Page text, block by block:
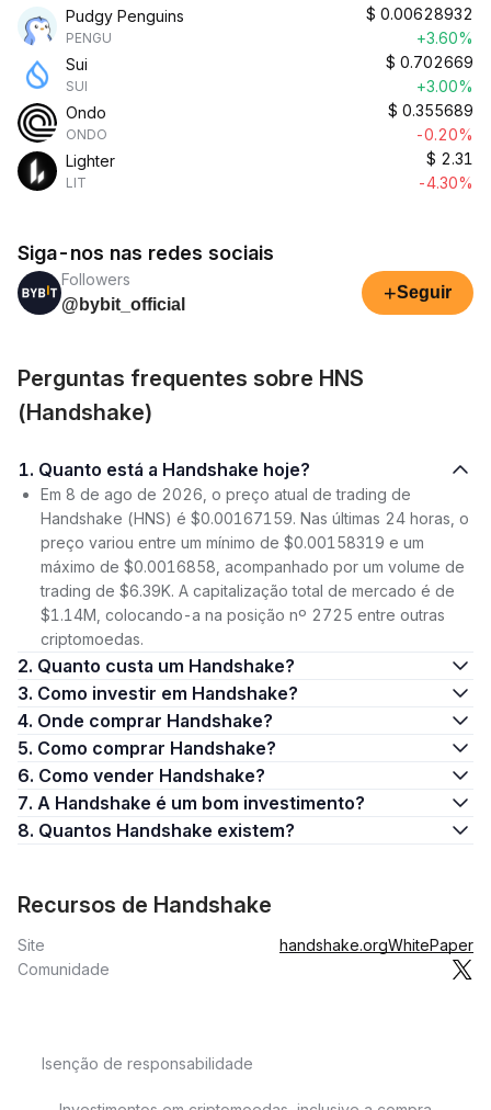
Pudgy Penguins
PENGU
$ 0.00628932
+3.60%
Sui
SUI
$ 0.702669
+3.00%
Ondo
ONDO
$ 0.355689
-0.20%
Lighter
LIT
$ 2.31
-4.30%
Siga-nos nas redes sociais
Followers
@bybit_official
+Seguir
Perguntas frequentes sobre HNS
(Handshake)
1. Quanto está a Handshake hoje?
Em 8 de ago de 2026, o preço atual de trading de
Handshake (HNS) é $0.00167159. Nas últimas 24 horas, o
preço variou entre um mínimo de $0.00158319 e um
máximo de $0.0016858, acompanhado por um volume de
trading de $6.39K. A capitalização total de mercado é de
$1.14M, colocando-a na posição nº 2725 entre outras
criptomoedas.
2. Quanto custa um Handshake?
3. Como investir em Handshake?
4. Onde comprar Handshake?
5. Como comprar Handshake?
6. Como vender Handshake?
7. A Handshake é um bom investimento?
8. Quantos Handshake existem?
Recursos de Handshake
Site handshake.orgWhitePaper
Comunidade
Isenção de responsabilidade